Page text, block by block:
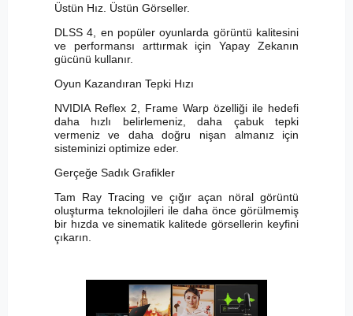
Üstün Hız. Üstün Görseller.
DLSS 4, en popüler oyunlarda görüntü kalitesini
ve performansı arttırmak için Yapay Zekanın
gücünü kullanır.
Oyun Kazandıran Tepki Hızı
NVIDIA Reflex 2, Frame Warp özelliği ile hedefi
daha hızlı belirlemeniz, daha çabuk tepki
vermeniz ve daha doğru nişan almanız için
sisteminizi optimize eder.
Gerçeğe Sadık Grafikler
Tam Ray Tracing ve çığır açan nöral görüntü
oluşturma teknolojileri ile daha önce görülmemiş
bir hızda ve sinematik kalitede görsellerin keyfini
çıkarın.